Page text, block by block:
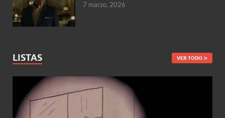
7 marzo, 2026
LISTAS VER TODO